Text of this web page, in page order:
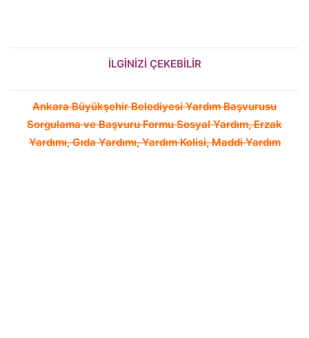
İLGİNİZİ ÇEKEBİLİR
Ankara Büyükşehir Belediyesi Yardım Başvurusu
Sorgulama ve Başvuru Formu Sosyal Yardım, Erzak
Yardımı, Gıda Yardımı, Yardım Kolisi, Maddi Yardım